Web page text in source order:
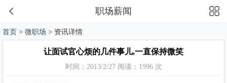
职场薪闻
首页 > 微职场 > 资讯详情
让面试官心烦的几件事儿,一直保持微笑
时间：2013/2/27 阅读：1996 次